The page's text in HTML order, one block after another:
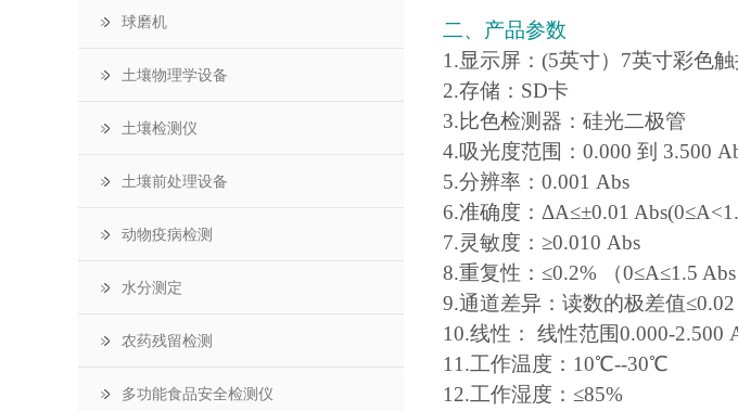
球磨机
土壤物理学设备
土壤检测仪
土壤前处理设备
动物疫病检测
水分测定
农药残留检测
多功能食品安全检测仪
二、产品参数
1.显示屏：(5英寸）7英寸彩色
2.存储：SD卡
3.比色检测器：硅光二极管
4.吸光度范围：0.000 到 3.500
5.分辨率：0.001 Abs
6.准确度：ΔA≤±0.01
7.灵敏度：≥0.010 Abs
8.重复性：≤0.2% （0≤A≤1.5 Abs
9.通道差异：读数的极差值≤0.02
10.线性： 线性范围0.000-2.500
11.工作温度：10℃--30℃
12.工作湿度：≤85%